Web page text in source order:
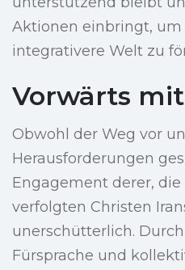
Aktionen einbringt,
integrativere Welt zu
Vorwärts
Obwohl der Weg vor
Herausforderungen
Engagement derer,
verfolgten Christen
unerschütterlich.
Fürsprache und